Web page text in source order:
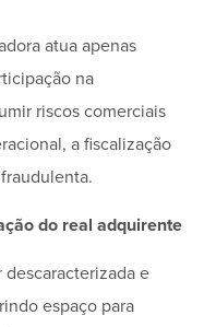
atua apenas
na
riscos comerciais
a fiscalização
do real adquirente
descaracterizada e
espaço para